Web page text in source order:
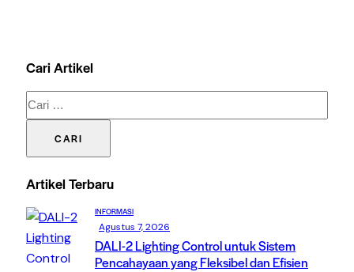
Cari Artikel
Artikel Terbaru
INFORMASI
Agustus 7, 2026
DALI-2 Lighting Control untuk Sistem
Pencahayaan yang Fleksibel dan Efisien